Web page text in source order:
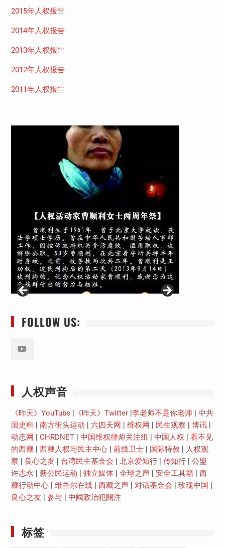
2015年人权报告
2014年人权报告
2013年人权报告
2012年人权报告
2011年人权报告
FOLLOW US:
人权声音
《昨天》YouTube| 《昨天》Twitter| 李老师不是你老师| 中共
国史料| 南方街头运动 六四天网 维权网 民生观察 博讯|
动态网
CHRDNET| 中国维权律师关注组 中国人权
看不见
的西藏| 西藏人权与民主中心| 前线卫士| 国际特赦
人权观
察
良心之友 台湾民主基金会 北京爱知行| 传知行| 公盟
许志永
新公民运动 独立媒体| 全球之声| 安全工具箱
西
藏行动中心| 维吾尔在线| 西藏之声| 对话基金会 玫瑰中国
良心之友
参与| 中國政治犯關注
标签